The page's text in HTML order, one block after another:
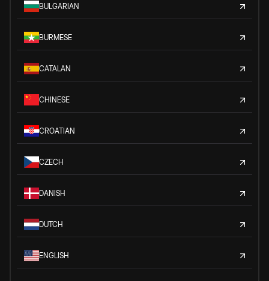
BULGARIAN
BURMESE
CATALAN
CHINESE
CROATIAN
CZECH
DANISH
DUTCH
ENGLISH